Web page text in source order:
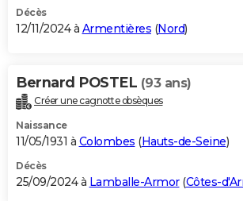
Décès
12/11/2024 à Armentières (Nord)
Bernard POSTEL (93 ans)
Créer une cagnotte obsèques
Naissance
11/05/1931 à Colombes (Hauts-de-Seine)
Décès
25/09/2024 à Lamballe-Armor(Côtes-